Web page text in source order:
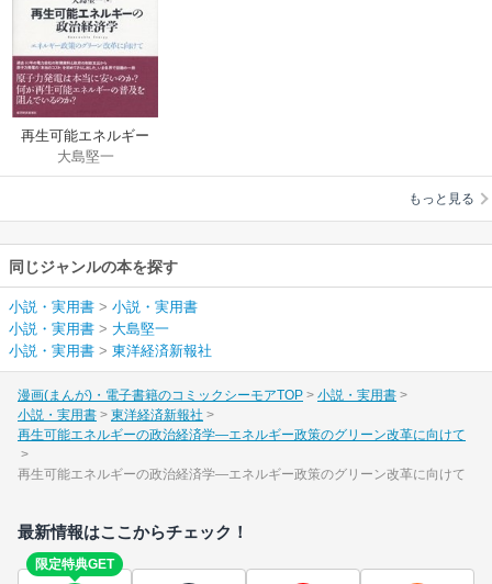
再生可能エネルギー
の政治経済学―エネ
ルギー政策のグリー
大島堅一
もっと見る
同じジャンルの本を探す
小説・実用書 > 小説・実用書
小説・実用書 > 大島堅一
小説・実用書 > 東洋経済新報社
漫画(まんが)・電子書籍のコミックシーモアTOP
小説・実用書
小説・実用書
東洋経済新報社
再生可能エネルギーの政治経済学―エネルギー政策のグリーン改革に向けて
再生可能エネルギーの政治経済学―エネルギー政策のグリーン改革に向けて
最新情報はここからチェック！
限定特典GET